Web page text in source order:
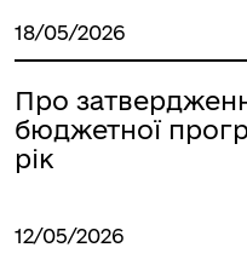
18/05/2026
Про
бюджетної
рік
12/05/2026